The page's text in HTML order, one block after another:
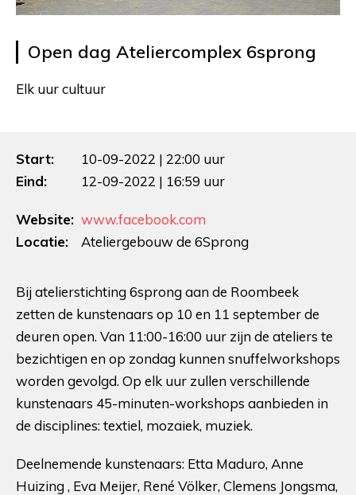
Open dag Ateliercomplex 6sprong
Elk uur cultuur
Start:
10-09-2022 | 22:00 uur
Eind:
12-09-2022 | 16:59 uur
Website: www.facebook.com
Locatie:
Ateliergebouw de 6Sprong
Bij atelierstichting 6sprong aan de Roombeek
zetten de kunstenaars op 10 en 11 september de
deuren open. Van 11:00-16:00 uur zijn de ateliers te
bezichtigen en op zondag kunnen snuffelworkshops
worden gevolgd. Op elk uur zullen verschillende
kunstenaars 45-minuten-workshops aanbieden in
de disciplines: textiel, mozaiek, muziek.
Deelnemende kunstenaars: Etta Maduro, Anne
Huizing , Eva Meijer, René Völker, Clemens Jongsma,